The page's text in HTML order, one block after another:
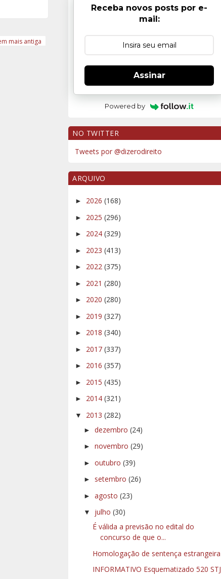
mais antiga
Receba novos posts por e-
mail:
Assinar
Powered by
NO TWITTER
Tweets por @dizerodireito
ARQUIVO
► 2026 (168)
► 2025 (296)
► 2024 (329)
► 2023 (413)
► 2022 (375)
► 2021 (280)
► 2020 (280)
► 2019 (327)
► 2018 (340)
► 2017 (337)
► 2016 (357)
► 2015 (435)
► 2014 (321)
▼ 2013 (282)
► dezembro (24)
► novembro (29)
► outubro (39)
► setembro (26)
► agosto (23)
▼ julho (30)
É válida a previsão no edital do
concurso de que o...
Homologação de sentença estrangeira
INFORMATIVO Esquematizado 520 STJ